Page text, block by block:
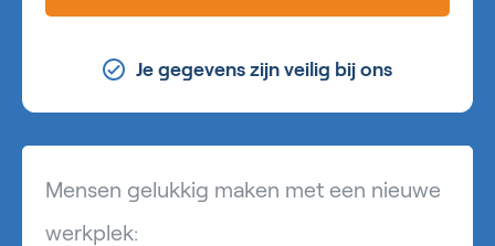
Je gegevens zijn veilig bij ons
Mensen gelukkig maken met een nieuwe
werkplek: